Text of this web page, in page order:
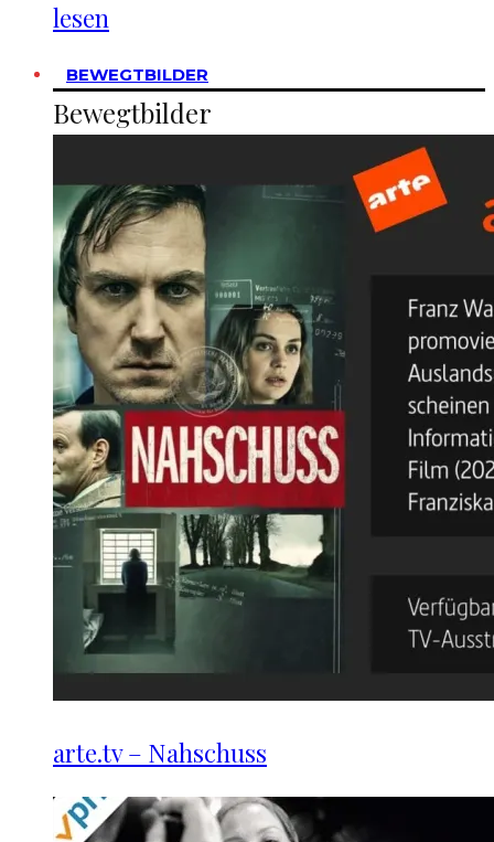
lesen
BEWEGTBILDER
Bewegtbilder
arte.tv – Nahschuss